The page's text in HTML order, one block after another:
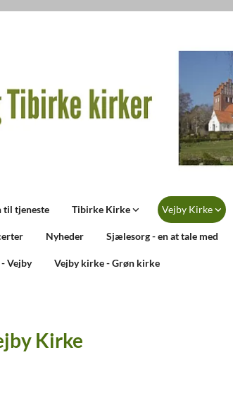
til tjeneste Tibirke Kirke Vejby Kirke
Nyheder Sjælesorg - en at tale med
Vejby Vejby kirke - Grøn kirke
Kirke